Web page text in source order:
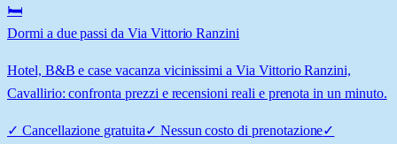
🛏️
Dormi a due passi da Via Vittorio Ranzini
Hotel, B&B e case vacanza vicinissimi a Via Vittorio Ranzini,
Cavallirio: confronta prezzi e recensioni reali e prenota in un minuto.
✓ Cancellazione gratuita✓ Nessun costo di prenotazione✓